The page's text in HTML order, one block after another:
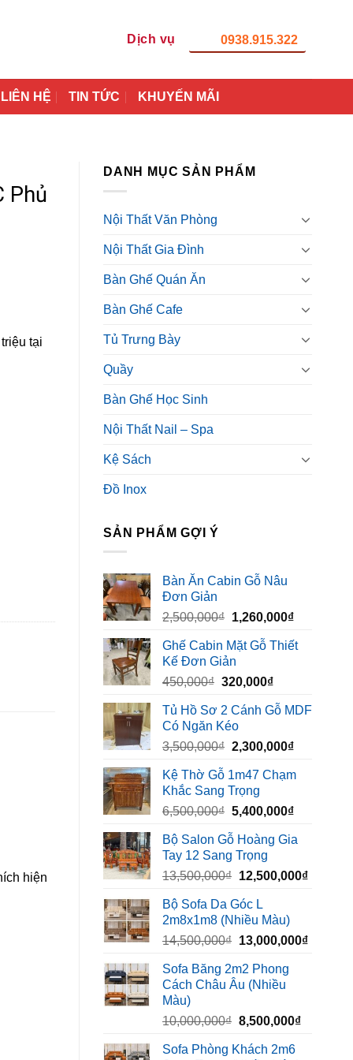
Dịch vụ 0938.915.322
LIÊN HỆ TIN TỨC KHUYẾN MÃI
DANH MỤC SẢN PHẨM
Nội Thất Văn Phòng
Nội Thất Gia Đình
Bàn Ghế Quán Ăn
Bàn Ghế Cafe
Tủ Trưng Bày
Quầy
Bàn Ghế Học Sinh
Nội Thất Nail – Spa
Kệ Sách
Đồ Inox
SẢN PHẨM GỢI Ý
Bàn Ăn Cabin Gỗ Nâu
Đơn Giản
2,500,000₫ Giá
là:
2,500,000₫.
1,260,000₫Giá
tại
Ghế Cabin Mặt Gỗ Thiết
Kế Đơn Giản
450,000₫ Giá
là:
450,000₫.
320,000₫Giá
tại
320,000₫.
Tủ Hồ Sơ 2 Cánh Gỗ MDF
Có Ngăn Kéo
3,500,000₫ Giá
là:
3,500,000₫.
2,300,000₫Giá
tại
Kệ Thờ Gỗ 1m47 Chạm
Khắc Sang Trọng
6,500,000₫ Giá
là:
6,500,000₫.
5,400,000₫Giá
tại
Bộ Salon Gỗ Hoàng Gia
Tay 12 Sang Trọng
13,500,000₫ Giá
là:
13,500,000₫.
12,500,000₫Giá
Bộ Sofa Da Góc L
2m8x1m8 (Nhiều Màu)
14,500,000₫ Giá
là:
14,500,000₫.
13,000,000₫Giá
Sofa Băng 2m2 Phong
Cách Châu Âu (Nhiều
Màu)
10,000,000₫ Giá
là:
8,500,000₫Giá
Sofa Phòng Khách 2m6
Phủ
tại
hiện